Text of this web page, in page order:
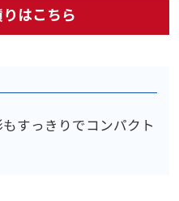
はこちら
すっきりでコンパクト